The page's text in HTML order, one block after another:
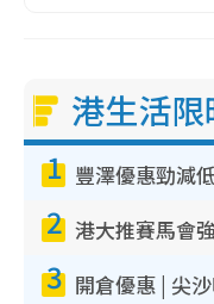
港生活
1
2
3